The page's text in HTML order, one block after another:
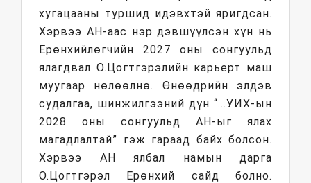
хугацааны туршид идэвхтэй яригдсан.
Хэрвээ АН-аас нэр дэвшүүлсэн хүн нь
Ерөнхийлөгчийн 2027 оны сонгуульд
ялагдвал О.Цогтгэрэлийн карьерт маш
муугаар нөлөөлнө. Өнөөдрийн элдэв
судалгаа, шинжилгээний дүн “...УИХ-ын
2028 оны сонгуульд АН-ыг ялах
магадлалтай” гэж гараад байх болсон.
Хэрвээ АН ялбал намын дарга
О.Цогтгэрэл Ерөнхий сайд болно.